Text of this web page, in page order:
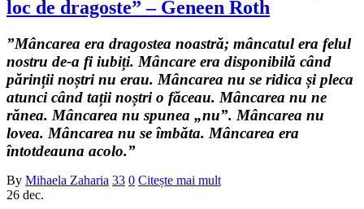
loc de dragoste” – Geneen Roth
”Mâncarea era dragostea noastră; mâncatul era felul
nostru de-a fi iubiți. Mâncare era disponibilă când
părinții noștri nu erau. Mâncarea nu se ridica și pleca
atunci când tații noștri o făceau. Mâncarea nu ne
rănea. Mâncarea nu spunea „nu”. Mâncarea nu
lovea. Mâncarea nu se îmbăta. Mâncarea era
întotdeauna acolo.”
By Mihaela Zaharia 33 0 Citește mai mult
26 dec.